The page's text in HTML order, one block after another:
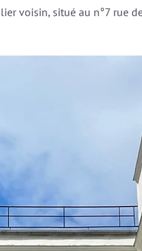
voisin, situé au n°7 rue